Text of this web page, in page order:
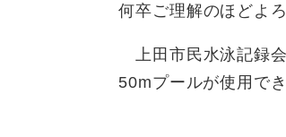
何卒ご理解のほどよ
上田市民水泳記録
50mプールが使用で